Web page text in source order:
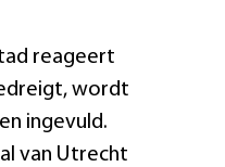
reageert
wordt
ingevuld.
van Utrecht